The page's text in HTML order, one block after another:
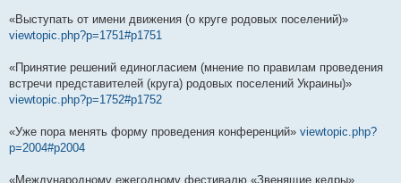
«Выступать от имени движения (о круге родовых поселений)»
viewtopic.php?p=1751#p1751
«Принятие решений единогласием (мнение по правилам проведения
встречи представителей (круга) родовых поселений Украины)»
viewtopic.php?p=1752#p1752
«Уже пора менять форму проведения конференций» viewtopic.php?
p=2004#p2004
«Международному ежегодному фестивалю «Звенящие кедры»